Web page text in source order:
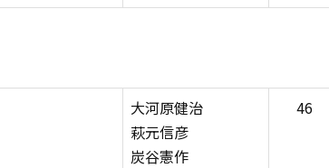
大河原健治
萩元信彦
炭谷憲作
46